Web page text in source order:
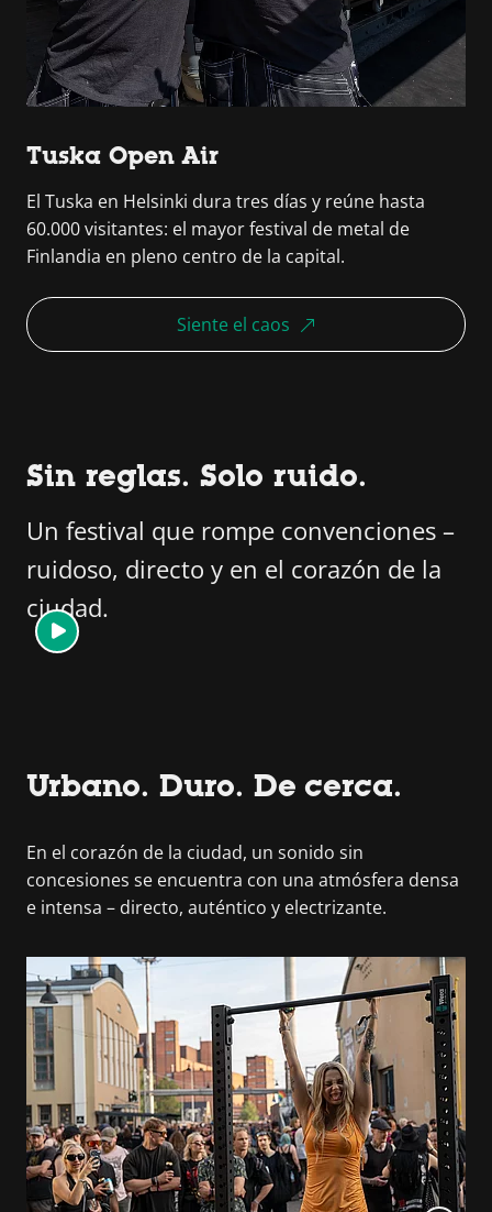
Tuska Open Air
El Tuska en Helsinki dura tres días y reúne hasta
60.000 visitantes: el mayor festival de metal de
Finlandia en pleno centro de la capital.
Siente el caos
Sin reglas. Solo ruido.
Un festival que rompe convenciones –
ruidoso, directo y en el corazón de la
ciudad.
Urbano. Duro. De cerca.
En el corazón de la ciudad, un sonido sin
concesiones se encuentra con una atmósfera densa
e intensa – directo, auténtico y electrizante.